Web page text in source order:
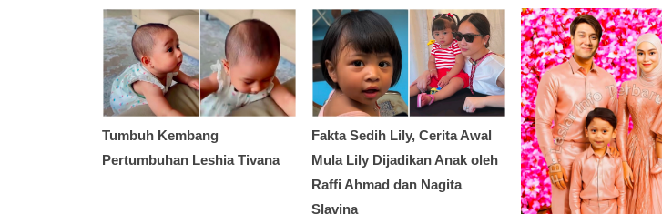
Tumbuh Kembang
Pertumbuhan Leshia Tivana
Fakta Sedih Lily, Cerita Awal
Mula Lily Dijadikan Anak oleh
Raffi Ahmad dan Nagita
Slavina